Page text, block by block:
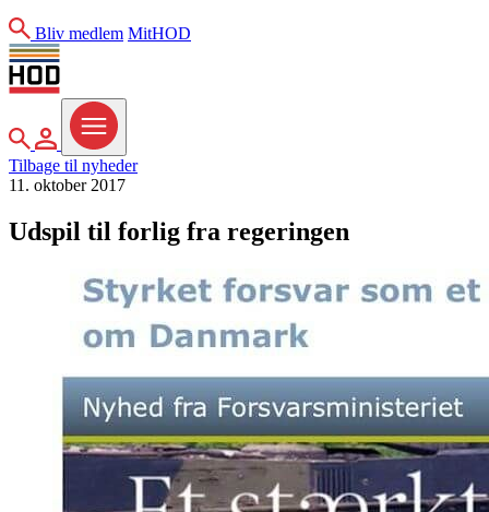
Søg
Bliv medlem MitHOD
MitHOD
Menu
Tilbage til nyheder
11. oktober 2017
Udspil til forlig fra regeringen